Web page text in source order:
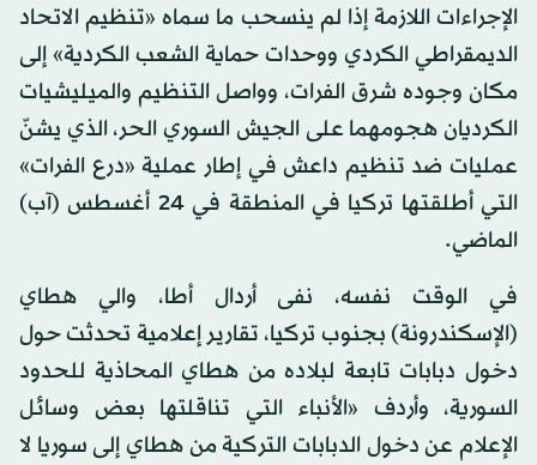
الإجراءات اللازمة إذا لم ينسحب ما سماه «تنظيم الاتحاد
الديمقراطي الكردي ووحدات حماية الشعب الكردية» إلى
مكان وجوده شرق الفرات، وواصل التنظيم والميليشيات
الكرديان هجومهما على الجيش السوري الحر، الذي يشنّ
عمليات ضد تنظيم داعش في إطار عملية «درع الفرات»
التي أطلقتها تركيا في المنطقة في 24 أغسطس (آب)
الماضي.
في الوقت نفسه، نفى أردال أطا، والي هطاي
(الإسكندرونة) بجنوب تركيا، تقارير إعلامية تحدثت حول
دخول دبابات تابعة لبلاده من هطاي المحاذية للحدود
السورية، وأردف «الأنباء التي تناقلتها بعض وسائل
الإعلام عن دخول الدبابات التركية من هطاي إلى سوريا لا